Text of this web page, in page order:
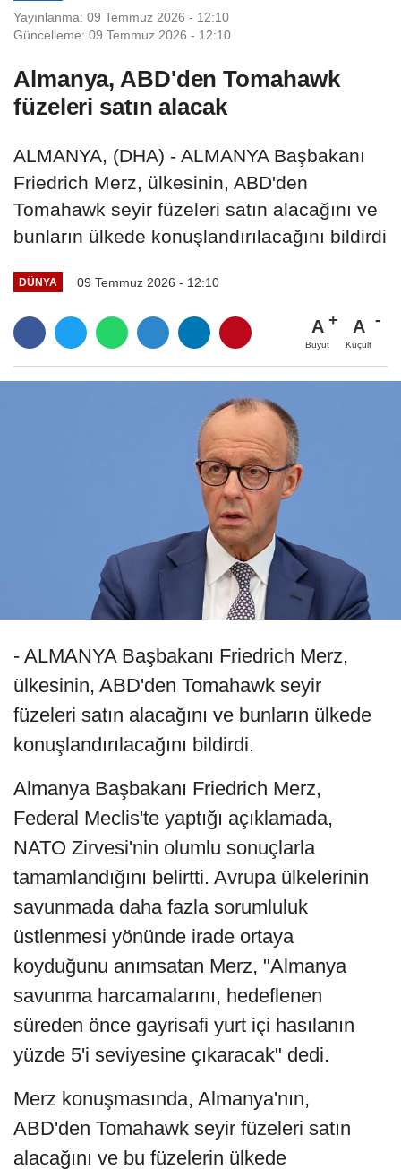
Yayınlanma: 09 Temmuz 2026 - 12:10
Güncelleme: 09 Temmuz 2026 - 12:10
Almanya, ABD'den Tomahawk
füzeleri satın alacak
ALMANYA, (DHA) - ALMANYA Başbakanı
Friedrich Merz, ülkesinin, ABD'den
Tomahawk seyir füzeleri satın alacağını ve
bunların ülkede konuşlandırılacağını bildirdi
DÜNYA 09 Temmuz 2026 - 12:10
A
Büyüt
A
Küçült
- ALMANYA Başbakanı Friedrich Merz,
ülkesinin, ABD'den Tomahawk seyir
füzeleri satın alacağını ve bunların ülkede
konuşlandırılacağını bildirdi.
Almanya Başbakanı Friedrich Merz,
Federal Meclis'te yaptığı açıklamada,
NATO Zirvesi'nin olumlu sonuçlarla
tamamlandığını belirtti. Avrupa ülkelerinin
savunmada daha fazla sorumluluk
üstlenmesi yönünde irade ortaya
koyduğunu anımsatan Merz, "Almanya
savunma harcamalarını, hedeflenen
süreden önce gayrisafi yurt içi hasılanın
yüzde 5'i seviyesine çıkaracak" dedi.
Merz konuşmasında, Almanya'nın,
ABD'den Tomahawk seyir füzeleri satın
alacağını ve bu füzelerin ülkede